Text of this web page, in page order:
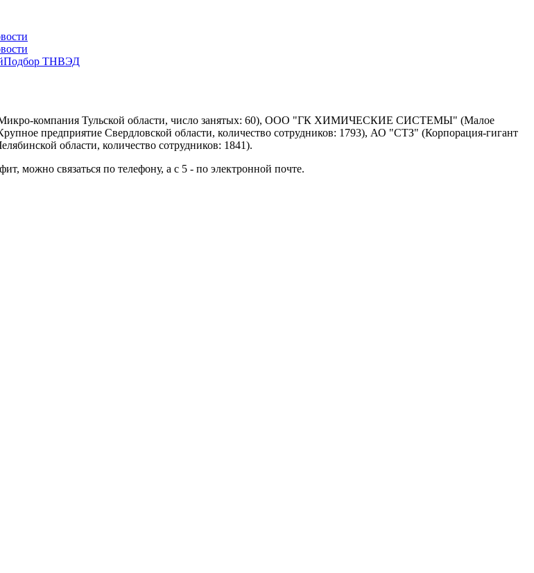
Подбор ТНВЭД
компания Тульской области, число занятых: 60), ООО "ГК ХИМИЧЕСКИЕ СИСТЕМЫ" (Малое
предприятие Свердловской области, количество сотрудников: 1793), АО "СТЗ" (Корпорация-гигант
области, количество сотрудников: 1841).
можно связаться по телефону, а с 5 - по электронной почте.